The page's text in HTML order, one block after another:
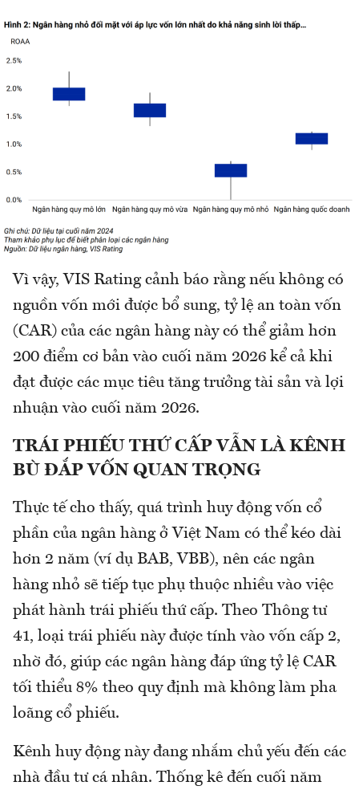
Vì vậy, VIS Rating cảnh báo rằng nếu không có
nguồn vốn mới được bổ sung, tỷ lệ an toàn vốn
(CAR) của các ngân hàng này có thể giảm hơn
200 điểm cơ bản vào cuối năm 2026 kể cả khi
đạt được các mục tiêu tăng trưởng tài sản và lợi
nhuận vào cuối năm 2026.
TRÁI PHIẾU THỨ CẤP VẪN LÀ KÊNH
BÙ ĐẮP VỐN QUAN TRỌNG
Thực tế cho thấy, quá trình huy động vốn cổ
phần của ngân hàng ở Việt Nam có thể kéo dài
hơn 2 năm (ví dụ BAB, VBB), nên các ngân
hàng nhỏ sẽ tiếp tục phụ thuộc nhiều vào việc
phát hành trái phiếu thứ cấp. Theo Thông tư
41, loại trái phiếu này được tính vào vốn cấp 2,
nhờ đó, giúp các ngân hàng đáp ứng tỷ lệ CAR
tối thiểu 8% theo quy định mà không làm pha
loãng cổ phiếu.
Kênh huy động này đang nhắm chủ yếu đến các
nhà đầu tư cá nhân. Thống kê đến cuối năm